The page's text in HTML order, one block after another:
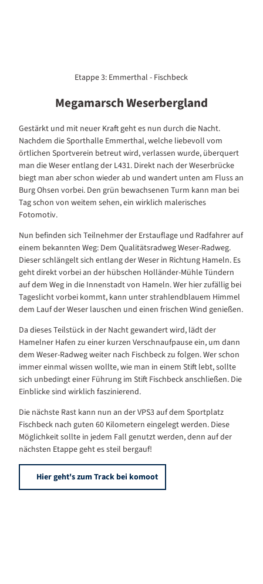
Etappe 3: Emmerthal - Fischbeck
Megamarsch Weserbergland
Gestärkt und mit neuer Kraft geht es nun durch die Nacht.
Nachdem die Sporthalle Emmerthal, welche liebevoll vom
örtlichen Sportverein betreut wird, verlassen wurde, überquert
man die Weser entlang der L431. Direkt nach der Weserbrücke
biegt man aber schon wieder ab und wandert unten am Fluss an
Burg Ohsen vorbei. Den grün bewachsenen Turm kann man bei
Tag schon von weitem sehen, ein wirklich malerisches
Fotomotiv.
Nun befinden sich Teilnehmer der Erstauflage und Radfahrer auf
einem bekannten Weg: Dem Qualitätsradweg Weser-Radweg.
Dieser schlängelt sich entlang der Weser in Richtung Hameln. Es
geht direkt vorbei an der hübschen Holländer-Mühle Tündern
auf dem Weg in die Innenstadt von Hameln. Wer hier zufällig bei
Tageslicht vorbei kommt, kann unter strahlendblauem Himmel
dem Lauf der Weser lauschen und einen frischen Wind genießen.
Da dieses Teilstück in der Nacht gewandert wird, lädt der
Hamelner Hafen zu einer kurzen Verschnaufpause ein, um dann
dem Weser-Radweg weiter nach Fischbeck zu folgen. Wer schon
immer einmal wissen wollte, wie man in einem Stift lebt, sollte
sich unbedingt einer Führung im Stift Fischbeck anschließen. Die
Einblicke sind wirklich faszinierend.
Die nächste Rast kann nun an der VPS3 auf dem Sportplatz
Fischbeck nach guten 60 Kilometern eingelegt werden. Diese
Möglichkeit sollte in jedem Fall genutzt werden, denn auf der
nächsten Etappe geht es steil bergauf!
Hier geht's zum Track bei komoot